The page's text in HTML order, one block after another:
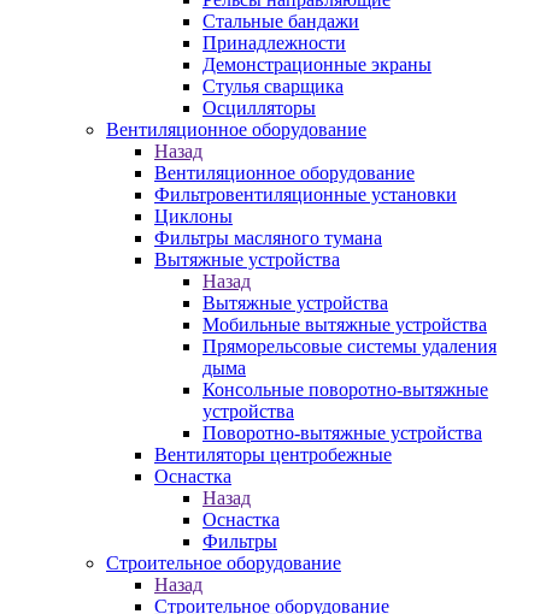
Стальные бандажи
Принадлежности
Демонстрационные экраны
Стулья сварщика
Осцилляторы
Вентиляционное оборудование
Назад
Вентиляционное оборудование
Фильтровентиляционные установки
Циклоны
Фильтры масляного тумана
Вытяжные устройства
Назад
Вытяжные устройства
Мобильные вытяжные устройства
Пряморельсовые системы удаления
дыма
Консольные поворотно-вытяжные
устройства
Поворотно-вытяжные устройства
Вентиляторы центробежные
Оснастка
Назад
Оснастка
Фильтры
Строительное оборудование
Назад
Строительное оборудование